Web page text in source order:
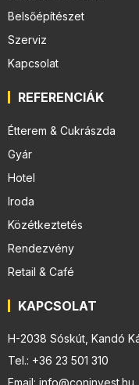
Belsőépítészet
Szerviz
Kapcsolat
REFERENCIÁK
Étterem & Cukrászda
Gyár
Hotel
Iroda
Közétkeztetés
Rendezvény
Retail & Café
KAPCSOLAT
H-2038 Sóskút, Kandó
Tel.: +36 23 501 310
Email: info@coninvest.hu